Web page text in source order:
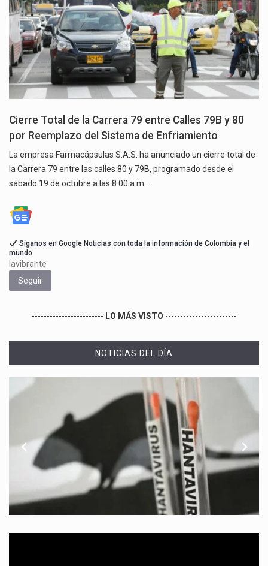
Cierre Total de la Carrera 79 entre Calles 79B y 80
por Reemplazo del Sistema de Enfriamiento
La empresa Farmacápsulas S.A.S. ha anunciado un cierre total de
la Carrera 79 entre las calles 80 y 79B, programado desde el
sábado 19 de octubre a las 8:00 a.m.…
Síganos en Google Noticias con toda la información de Colombia y el
mundo.
lavibrante
Seguir
------------------------ LO MÁS VISTO ------------------------
NOTICIAS DEL DÍA